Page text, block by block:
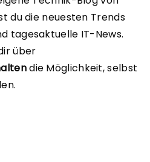
du die neuesten Trends
tagesaktuelle IT-News.
über
die Möglichkeit, selbst